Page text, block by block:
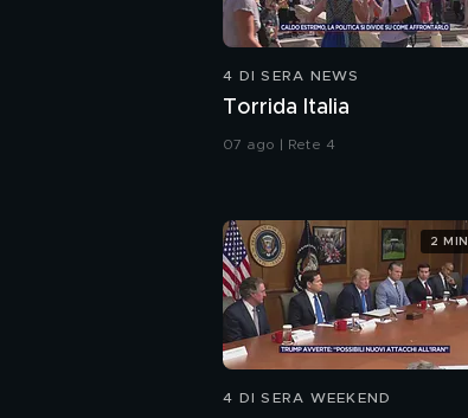
4 DI SERA NEWS
Torrida Italia
07 ago | Rete 4
4 DI SERA WEEKEND
2 MIN